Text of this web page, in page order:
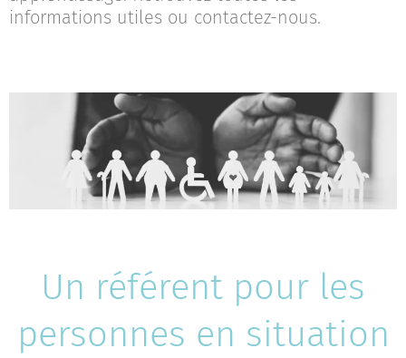
informations utiles ou contactez-nous.
Un référent pour les
personnes en situation